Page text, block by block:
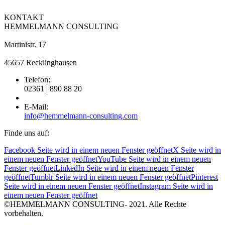
KONTAKT
HEMMELMANN CONSULTING
Martinistr. 17
45657 Recklinghausen
Telefon:
02361 | 890 88 20
E-Mail:
info@hemmelmann-consulting.com
Finde uns auf:
Facebook Seite wird in einem neuen Fenster geöffnetX Seite wird in
einem neuen Fenster geöffnetYouTube Seite wird in einem neuen
Fenster geöffnetLinkedIn Seite wird in einem neuen Fenster
geöffnetTumblr Seite wird in einem neuen Fenster geöffnetPinterest
Seite wird in einem neuen Fenster geöffnetInstagram Seite wird in
einem neuen Fenster geöffnet
©HEMMELMANN CONSULTING- 2021. Alle Rechte
vorbehalten.